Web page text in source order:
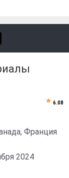
Франция
2024
6.08